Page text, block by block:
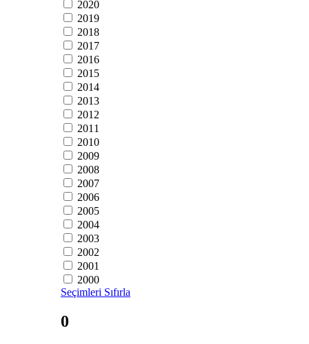
2020
2019
2018
2017
2016
2015
2014
2013
2012
2011
2010
2009
2008
2007
2006
2005
2004
2003
2002
2001
2000
Seçimleri Sıfırla
0